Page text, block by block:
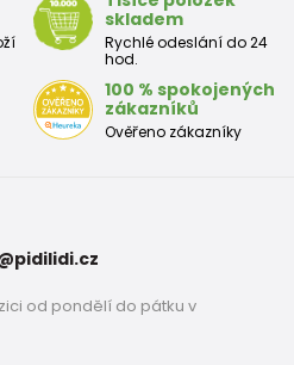
skladem
Rychlé odeslání do 24
hod.
100 % spokojených
zákazníků
Ověřeno zákazníky
od pondělí do pátku v